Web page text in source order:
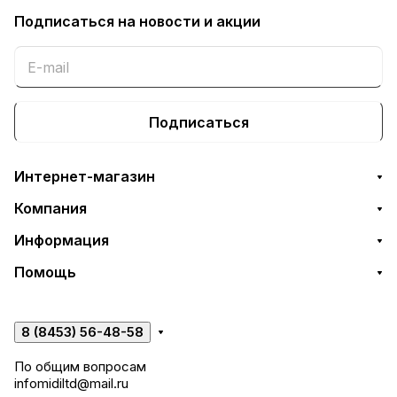
Подписаться на новости и акции
Подписаться
Интернет-магазин
Компания
Информация
Помощь
8 (8453) 56-48-58
По общим вопросам
infomidiltd@mail.ru